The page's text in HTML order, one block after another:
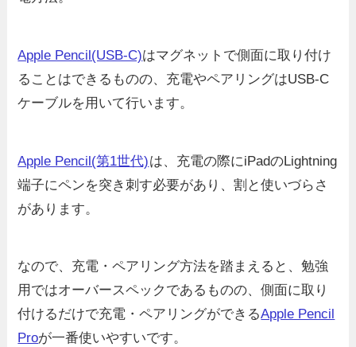
Apple Pencil(USB-C)はマグネットで側面に取り付け
ることはできるものの、充電やペアリングはUSB-C
ケーブルを用いて行います。
Apple Pencil(第1世代)は、充電の際にiPadのLightning
端子にペンを突き刺す必要があり、割と使いづらさ
があります。
なので、充電・ペアリング方法を踏まえると、勉強
用ではオーバースペックであるものの、側面に取り
付けるだけで充電・ペアリングができるApple Pencil
Proが一番使いやすいです。